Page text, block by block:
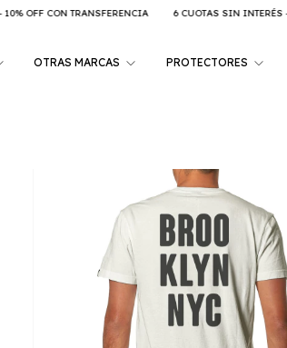
6 CUOTAS SIN INTERÉS - 10% OFF CON TRANSFERENCIA
OTRAS MARCAS PROTECTORES